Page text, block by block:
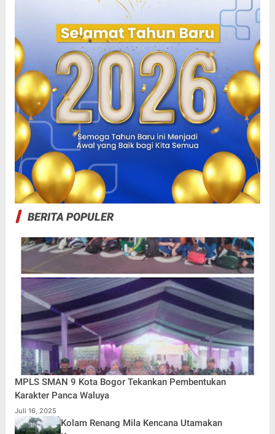
BERITA POPULER
MPLS SMAN 9 Kota Bogor Tekankan Pembentukan
Karakter Panca Waluya
Juli 16, 2025
Kolam Renang Mila Kencana Utamakan